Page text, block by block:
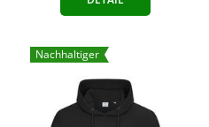
Nachhaltiger